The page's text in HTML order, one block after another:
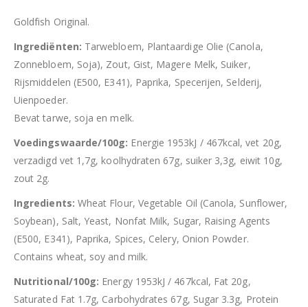
Goldfish Original.
Ingrediënten: Tarwebloem, Plantaardige Olie (Canola,
Zonnebloem, Soja), Zout, Gist, Magere Melk, Suiker,
Rijsmiddelen (E500, E341), Paprika, Specerijen, Selderij,
Uienpoeder.
Bevat tarwe, soja en melk.
Voedingswaarde/100g: Energie 1953kJ / 467kcal, vet 20g,
verzadigd vet 1,7g, koolhydraten 67g, suiker 3,3g, eiwit 10g,
zout 2g.
Ingredients: Wheat Flour, Vegetable Oil (Canola, Sunflower,
Soybean), Salt, Yeast, Nonfat Milk, Sugar, Raising Agents
(E500, E341), Paprika, Spices, Celery, Onion Powder.
Contains wheat, soy and milk.
Nutritional/100g: Energy 1953kJ / 467kcal, Fat 20g,
Saturated Fat 1.7g, Carbohydrates 67g, Sugar 3.3g, Protein